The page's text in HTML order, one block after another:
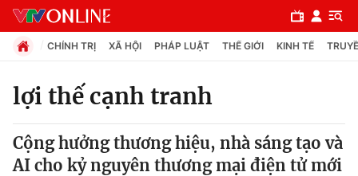
Chuyên mục
Chính trị
CHÍNH TRỊ XÃ HỘI PHÁP LUẬT THẾ GIỚI KINH TẾ
lợi thế cạnh tranh
Cộng hưởng thương hiệu, nhà sáng tạo và
AI cho kỷ nguyên thương mại điện tử mới